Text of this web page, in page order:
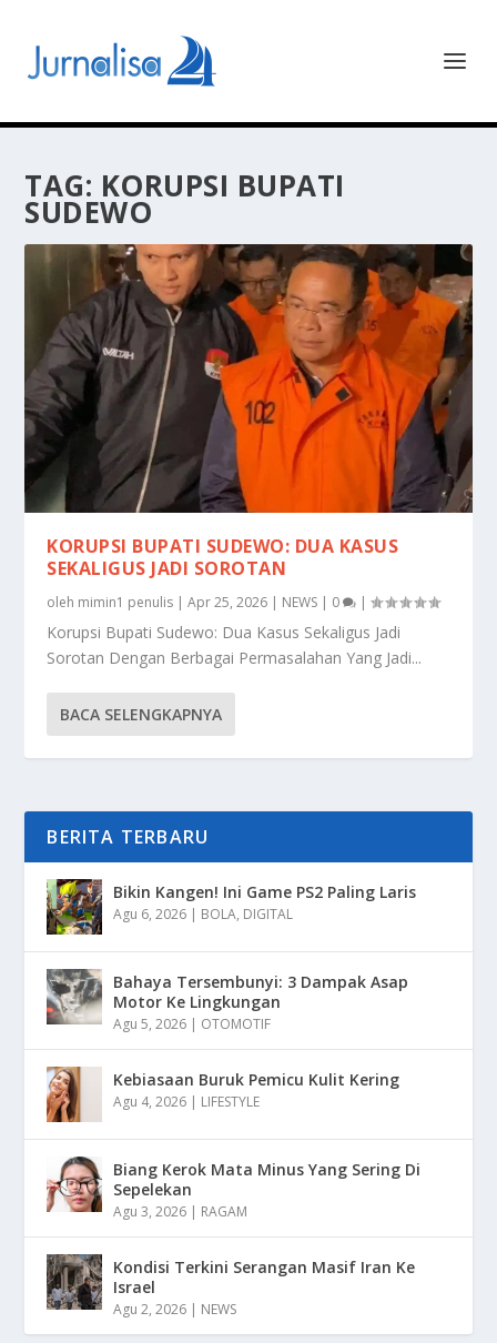
TAG: KORUPSI BUPATI
SUDEWO
KORUPSI BUPATI SUDEWO: DUA KASUS
SEKALIGUS JADI SOROTAN
oleh mimin1 penulis |Apr 25, 2026 | NEWS | 0 |
Korupsi Bupati Sudewo: Dua Kasus Sekaligus Jadi
Sorotan Dengan Berbagai Permasalahan Yang Jadi...
BACA SELENGKAPNYA
BERITA TERBARU
Bikin Kangen! Ini Game PS2 Paling Laris
Agu 6, 2026 | BOLA, DIGITAL
Bahaya Tersembunyi: 3 Dampak Asap
Motor Ke Lingkungan
Agu 5, 2026 | OTOMOTIF
Kebiasaan Buruk Pemicu Kulit Kering
Agu 4, 2026 | LIFESTYLE
Biang Kerok Mata Minus Yang Sering Di
Sepelekan
Agu 3, 2026 | RAGAM
Kondisi Terkini Serangan Masif Iran Ke
Israel
Agu 2, 2026 | NEWS